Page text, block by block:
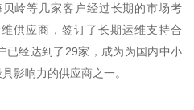
岭等几家客户经过长期的市场考
供应商，签订了长期运维支持合
已经达到了 29家，成为为国内中小
影响力的供应商之一。